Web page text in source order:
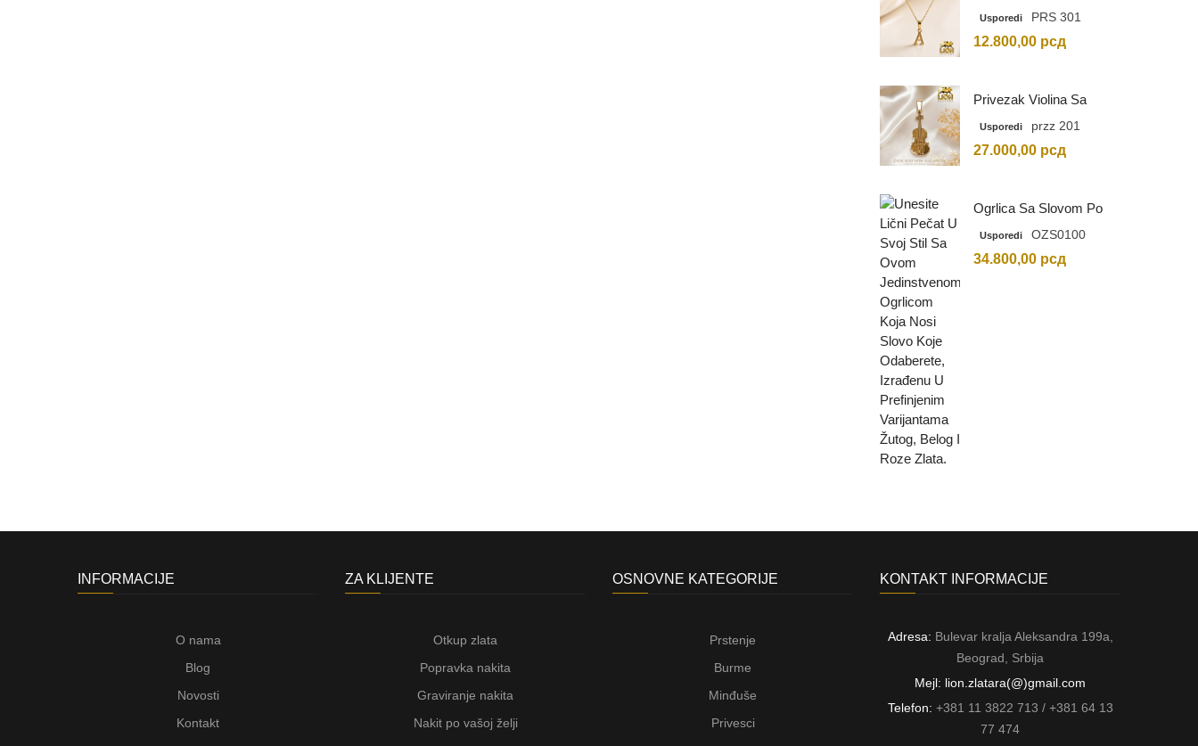
Usporedi PRS 301
12.800,00 рсд
Privezak Violina Sa
Graviranim Inicijalima
Usporedi przz 201
27.000,00 рсд
Ogrlica Sa Slovom Po
Vašem Izboru
Usporedi OZS0100
34.800,00 рсд
INFORMACIJE
O nama
Blog
Novosti
Kontakt
ZA KLIJENTE
Otkup zlata
Popravka nakita
Graviranje nakita
Nakit po vašoj želji
OSNOVNE KATEGORIJE
Prstenje
Burme
Minđuše
Privesci
KONTAKT INFORMACIJE
Adresa: Bulevar kralja Aleksandra 199a,
Beograd, Srbija
Mejl: lion.zlatara(@)gmail.com
Telefon: +381 11 3822 713 / +381 64 13
77 474